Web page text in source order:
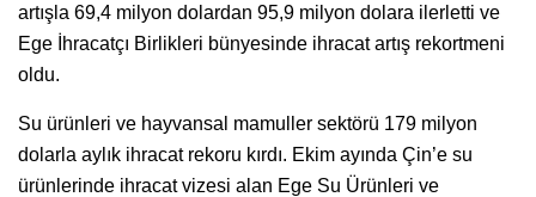
artışla 69,4 milyon dolardan 95,9 milyon dolara ilerletti ve
Ege İhracatçı Birlikleri bünyesinde ihracat artış rekortmeni
oldu.
Su ürünleri ve hayvansal mamuller sektörü 179 milyon
dolarla aylık ihracat rekoru kırdı. Ekim ayında Çin’e su
ürünlerinde ihracat vizesi alan Ege Su Ürünleri ve